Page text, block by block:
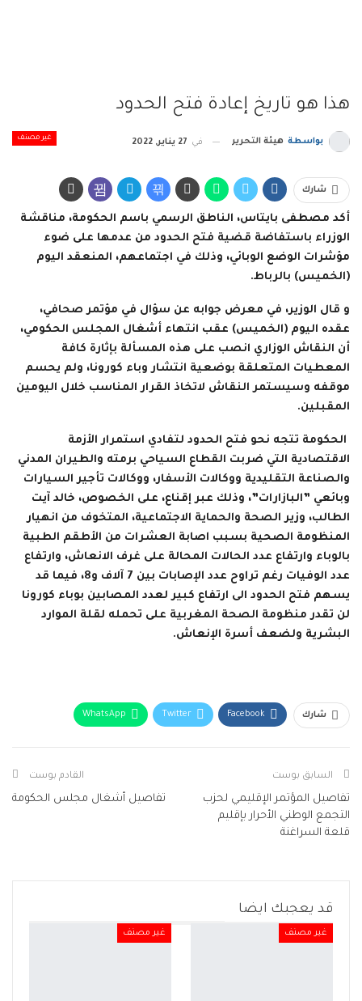
هذا هو تاريخ إعادة فتح الحدود
غير مصنف بواسطة هيئة التحرير في 27 يناير, 2022
شارك
أكد مصطفى بايتاس، الناطق الرسمي باسم الحكومة، مناقشة
الوزراء باستفاضة قضية فتح الحدود من عدمها على ضوء
مؤشرات الوضع الوبائي، وذلك في اجتماعهم، المنعقد اليوم
(الخميس) بالرباط.
و قال الوزير، في معرض جوابه عن سؤال في مؤتمر صحافي،
عقده اليوم (الخميس) عقب انتهاء أشغال المجلس الحكومي،
أن النقاش الوزاري انصب على هذه المسألة بإثارة كافة
المعطيات المتعلقة بوضعية انتشار وباء كورونا، ولم يحسم
موقفه وسيستمر النقاش لاتخاذ القرار المناسب خلال اليومين
المقبلين.
الحكومة تتجه نحو فتح الحدود لتفادي استمرار الأزمة
الاقتصادية التي ضربت القطاع السياحي برمته والطيران المدني
والصناعة التقليدية ووكالات الأسفار، ووكالات تأجير السيارات
وبائعي ”البازارات”، وذلك عبر إقناع، على الخصوص، خالد آيت
الطالب، وزير الصحة والحماية الاجتماعية، المتخوف من انهيار
المنظومة الصحية بسبب اصابة العشرات من الأطقم الطبية
بالوباء وارتفاع عدد الحالات المحالة على غرف الانعاش، وارتفاع
عدد الوفيات رغم تراوح عدد الإصابات بين 7 آلاف و8، فيما قد
يسهم فتح الحدود الى ارتفاع كبير لعدد المصابين بوباء كورونا
لن تقدر منظومة الصحة المغربية على تحمله لقلة الموارد
البشرية ولضعف أسرة الإنعاش.
شارك Facebook
Twitter
WhatsApp
Telegram
السابق بوست
تفاصيل المؤتمر الإقليمي لحزب
التجمع الوطني الأحرار بإقليم
قلعة السراغنة
القادم بوست
تفاصيل أشغال مجلس الحكومة
قد يعجبك ايضا
غير مصنف غير مصنف